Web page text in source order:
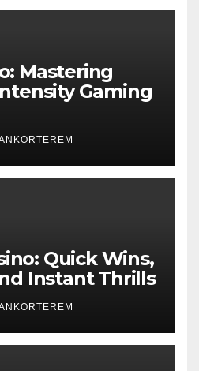
Mastering
Gaming
Quick Wins,
Instant Thrills